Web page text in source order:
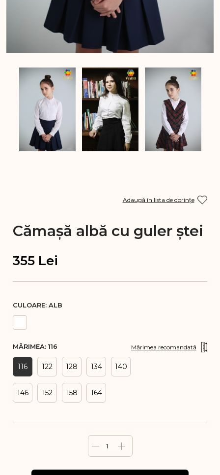
Adaugă în lista de dorințe
Cămașă albă cu guler ștei
355 Lei
CULOARE: ALB
MĂRIMEA: 116 Mărimea recomandată
116 122 128 134 140
146 152 158 164
1